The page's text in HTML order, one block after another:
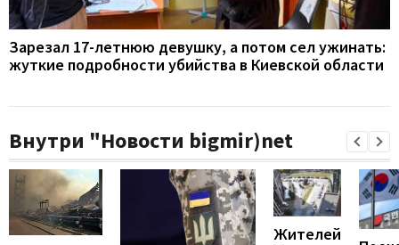
Зарезал 17-летнюю девушку, а потом сел ужинать:
жуткие подробности убийства в Киевской области
Внутри "Новости bigmir)net
Жителей